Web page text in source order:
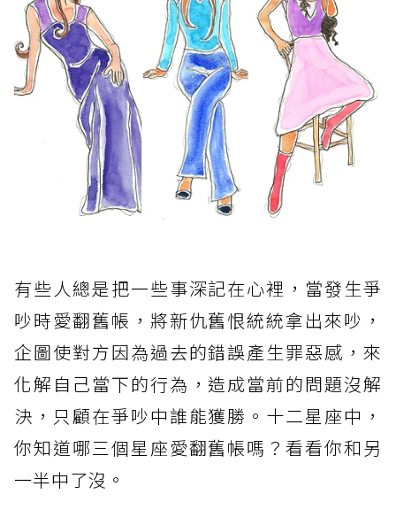
有些人總是把一些事深記在心裡，當發生爭
吵時愛翻舊帳，將新仇舊恨統統拿出來吵，
企圖使對方因為過去的錯誤產生罪惡感，來
化解自己當下的行為，造成當前的問題沒解
決，只顧在爭吵中誰能獲勝。十二星座中，
你知道哪三個星座愛翻舊帳嗎？看看你和另
一半中了沒。